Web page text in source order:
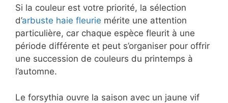
Si la couleur est votre priorité, la sélection
d’arbuste haie fleurie mérite une attention
particulière, car chaque espèce fleurit à une
période différente et peut s’organiser pour offrir
une succession de couleurs du printemps à
l’automne.
Le forsythia ouvre la saison avec un jaune vif